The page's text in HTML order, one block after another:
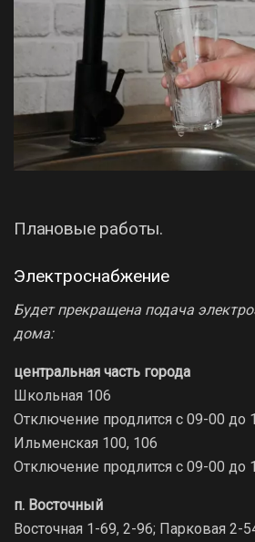
Плановые работы.
Электроснабжение
Будет прекращена подача
дома:
центральная часть города
Школьная 106
Отключение продлится с 09-00 до
Ильменская 100, 106
Отключение продлится с 09-00 до
п. Восточный
Восточная 1-69, 2-96; Парковая 2-